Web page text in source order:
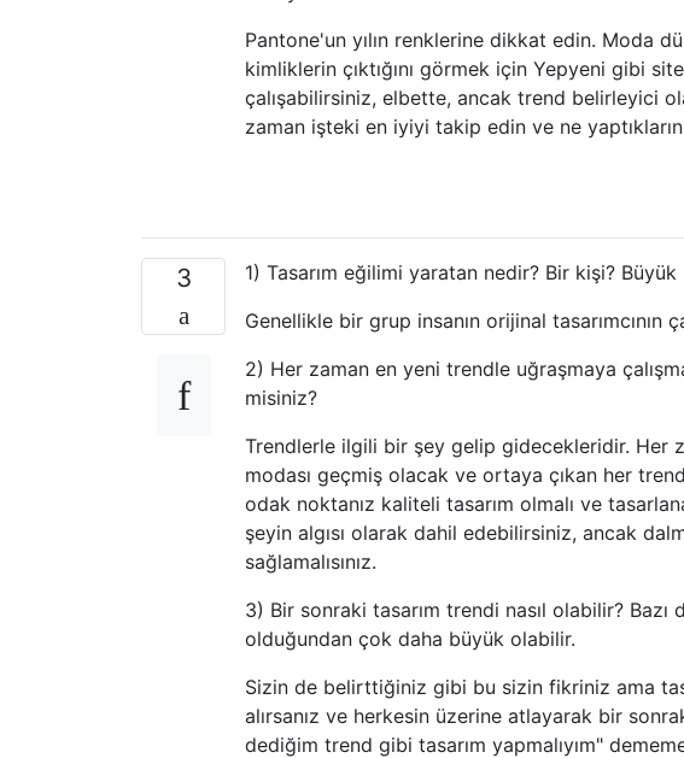
Pantone'un yılın renklerine dikkat edin. Moda
kimliklerin çıktığını görmek için Yepyeni gibi
çalışabilirsiniz, elbette, ancak trend belirleyici
zaman işteki en iyiyi takip edin ve ne
3
1) Tasarım eğilimi yaratan nedir? Bir kişi?
Genellikle bir grup insanın orijinal tasarımcının
2) Her zaman en yeni trendle uğraşmaya
misiniz?
Trendlerle ilgili bir şey gelip gidecekleridir. Her
modası geçmiş olacak ve ortaya çıkan her
odak noktanız kaliteli tasarım olmalı ve
şeyin algısı olarak dahil edebilirsiniz, ancak
sağlamalısınız.
3) Bir sonraki tasarım trendi nasıl olabilir?
olduğundan çok daha büyük olabilir.
Sizin de belirttiğiniz gibi bu sizin fikriniz ama
alırsanız ve herkesin üzerine atlayarak bir
dediğim trend gibi tasarım yapmalıyım"